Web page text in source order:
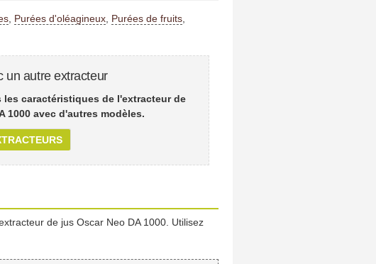
Purées d'oléagineux Purées de fruits
un autre extracteur
les caractéristiques de l'extracteur de
1000 avec d'autres modèles.
de jus Oscar Neo DA 1000. Utilisez